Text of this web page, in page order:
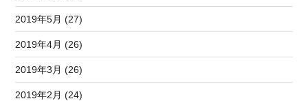
2019年5月 (27)
2019年4月 (26)
2019年3月 (26)
2019年2月 (24)